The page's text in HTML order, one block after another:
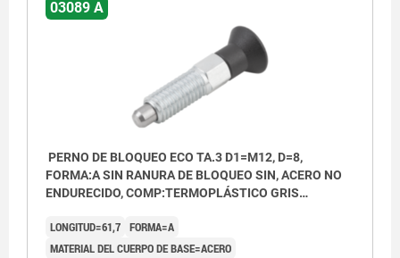
03089 A
PERNO DE BLOQUEO ECO TA.3 D1=M12, D=8,
FORMA:A SIN RANURA DE BLOQUEO SIN, ACERO NO
ENDURECIDO, COMP:TERMOPLÁSTICO GRIS
LONGITUD=61,7 FORMA=A
MATERIAL DEL CUERPO DE BASE=ACERO